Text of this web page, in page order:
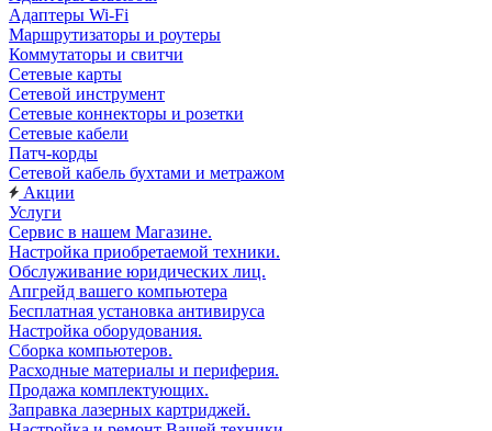
Адаптеры Wi-Fi
Маршрутизаторы и роутеры
Коммутаторы и свитчи
Сетевые карты
Сетевой инструмент
Сетевые коннекторы и розетки
Сетевые кабели
Патч-корды
Сетевой кабель бухтами и метражом
Акции
Услуги
Сервис в нашем Магазине.
Настройка приобретаемой техники.
Обслуживание юридических лиц.
Апгрейд вашего компьютера
Бесплатная установка антивируса
Настройка оборудования.
Сборка компьютеров.
Расходные материалы и периферия.
Продажа комплектующих.
Заправка лазерных картриджей.